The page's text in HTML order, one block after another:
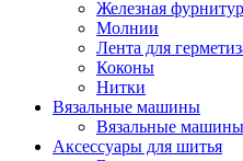
Железная
Молнии
Лента для
Коконы
Нитки
Вязальные машины
Вязальные
Аксессуары для шитья